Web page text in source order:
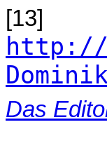
[13]
http://
Das